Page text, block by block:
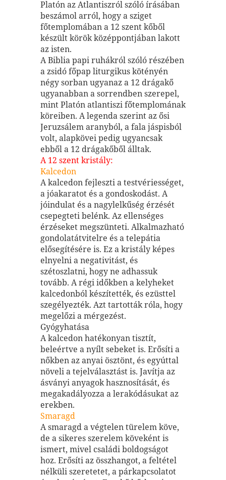
Platón az Atlantiszról szóló írásában
beszámol arról, hogy a sziget
főtemplomában a 12 szent kőből
készült körök középpontjában lakott
az isten.
A Biblia papi ruhákról szóló részében
a zsidó főpap liturgikus kötényén
négy sorban ugyanaz a 12 drágakő
ugyanabban a sorrendben szerepel,
mint Platón atlantiszi főtemplomának
köreiben. A legenda szerint az ősi
Jeruzsálem aranyból, a fala jáspisból
volt, alapkövei pedig ugyancsak
ebből a 12 drágakőből álltak.
A 12 szent kristály:
Kalcedon
A kalcedon fejleszti a testvériességet,
a jóakaratot és a gondoskodást. A
jóindulat és a nagylelkűség érzését
csepegteti belénk. Az ellenséges
érzéseket megszünteti. Alkalmazható
gondolatátvitelre és a telepátia
elősegítésére is. Ez a kristály képes
elnyelni a negativitást, és
szétoszlatni, hogy ne adhassuk
tovább. A régi időkben a kelyheket
kalcedonból készítették, és ezüsttel
szegélyezték. Azt tartották róla, hogy
megelőzi a mérgezést.
Gyógyhatása
A kalcedon hatékonyan tisztít,
beleértve a nyílt sebeket is. Erősíti a
nőkben az anyai ösztönt, és egyúttal
növeli a tejelválasztást is. Javítja az
ásványi anyagok hasznosítását, és
megakadályozza a lerakódásukat az
erekben.
Smaragd
A smaragd a végtelen türelem köve,
de a sikeres szerelem köveként is
ismert, mivel családi boldogságot
hoz. Erősíti az összhangot, a feltétel
nélküli szeretetet, a párkapcsolatot